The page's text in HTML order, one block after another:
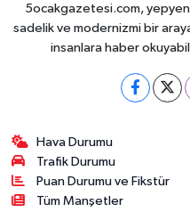
5ocakgazetesi.com,
sadelik ve modernizmi bir
insanlara haber
Hava Durumu
Trafik Durumu
Puan Durumu ve Fikstür
Tüm Manşetler